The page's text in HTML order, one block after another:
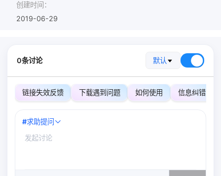
创建时间：
2019-06-29
0条讨论 默认
链接失效反馈 下载遇到问题 如何使用 信息纠错
#求助提问